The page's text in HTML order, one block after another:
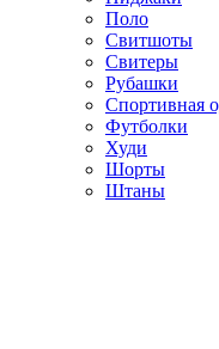
Поло
Свитшоты
Свитеры
Рубашки
Спортивная
Футболки
Худи
Шорты
Штаны